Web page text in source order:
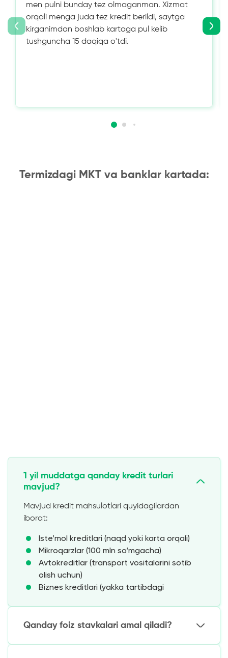
men pulni bunday tez olmaganman. Xizmat
orqali menga juda tez kredit berildi, saytga
kirganimdan boshlab kartaga pul kelib
tushguncha 15 daqiqa o'tdi.
Termizdagi MKT va banklar kartada:
1 yil muddatga qanday kredit turlari
mavjud?
Mavjud kredit mahsulotlari quyidagilardan
iborat:
Iste’mol kreditlari (naqd yoki karta orqali)
Mikroqarzlar (100 mln so‘mgacha)
Avtokreditlar (transport vositalarini sotib
olish uchun)
Biznes kreditlari (yakka tartibdagi
Qanday foiz stavkalari amal qiladi?
O‘rtacha bozor ko‘rsatkichlari: